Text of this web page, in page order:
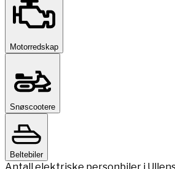
Motorredskap
Snøscootere
Beltebiler